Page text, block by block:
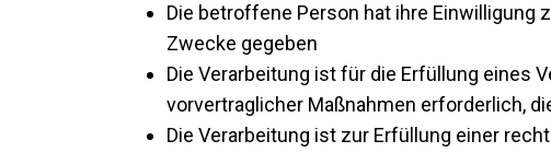
Die betroffene Person hat ihre Einwilligung
Zwecke gegeben
Die Verarbeitung ist für die Erfüllung eines
vorvertraglicher Maßnahmen erforderlich,
Die Verarbeitung ist zur Erfüllung einer